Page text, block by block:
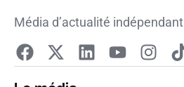
Média d’actualité indépendant